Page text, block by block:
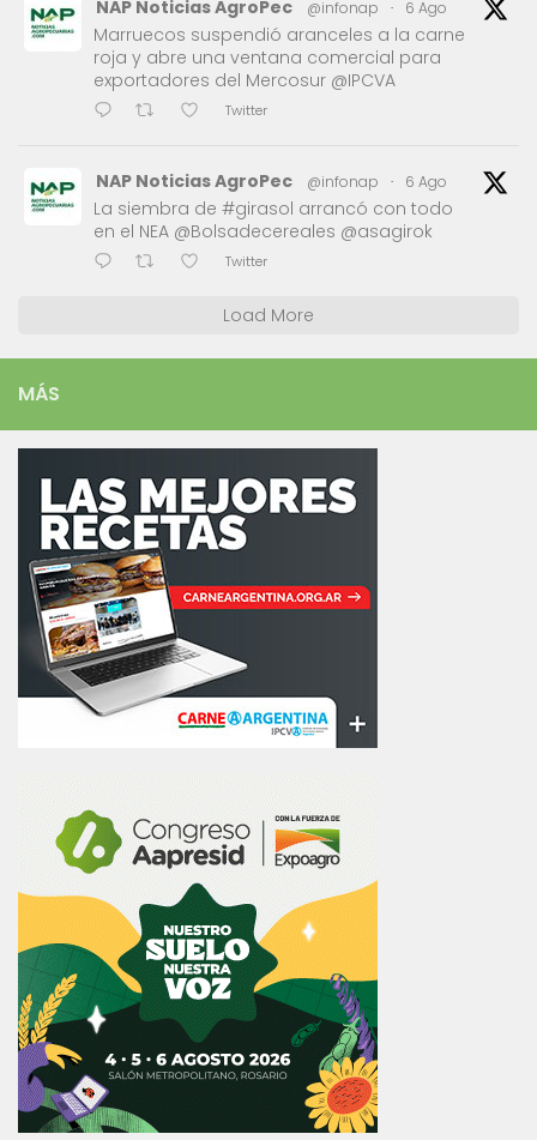
NAP Noticias AgroPec @infonap · 6 Ago
Marruecos suspendió aranceles a la carne
roja y abre una ventana comercial para
exportadores del Mercosur @IPCVA
Twitter
NAP Noticias AgroPec @infonap · 6 Ago
La siembra de #girasol arrancó con todo
en el NEA @Bolsadecereales @asagirok
Twitter
Load More
MÁS